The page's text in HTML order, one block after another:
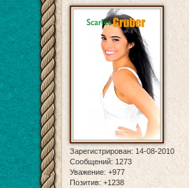
Зарегистрирован: 14-08-2010
Сообщений: 1273
Уважение: +977
Позитив: +1238